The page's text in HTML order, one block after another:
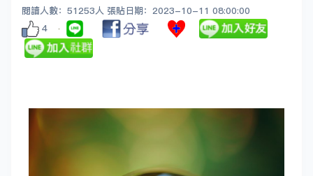
閱讀人數：51253人 張貼日期：2023-10-11 08:00:00
4